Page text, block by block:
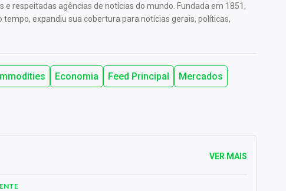
respeitadas agências de notícias do mundo. Fundada em 1851,
tempo, expandiu sua cobertura para notícias gerais, políticas,
Economia Feed Principal
Mercados
VER MAIS